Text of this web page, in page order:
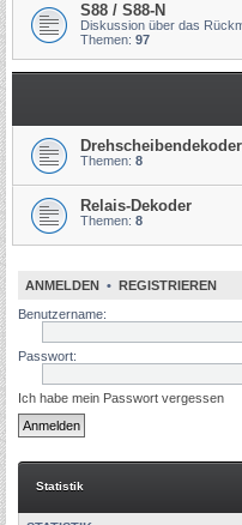
S88 / S88-N
Diskussion über das
Themen: 97
Themen: 8
Relais-Dekoder
Themen: 8
ANMELDEN • REGISTRIEREN
Benutzername:
Passwort:
Ich habe mein Passwort vergessen
Statistik